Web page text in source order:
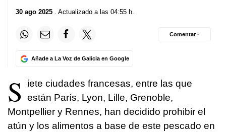
30 ago 2025 . Actualizado a las 04:55 h.
Añade a La Voz de Galicia en Google
Comentar ·
S
iete ciudades francesas, entre las que
están París, Lyon, Lille, Grenoble,
Montpellier y Rennes, han decidido prohibir el
atún y los alimentos a base de este pescado en